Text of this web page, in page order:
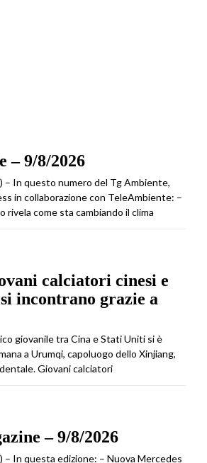
– 9/8/2026
– In questo numero del Tg Ambiente,
in collaborazione con TeleAmbiente: –
rivela come sta cambiando il clima
calciatori cinesi e
incontrano grazie a
giovanile tra Cina e Stati Uniti si è
a Urumqi, capoluogo dello Xinjiang,
Giovani calciatori
– 9/8/2026
– In questa edizione: – Nuova Mercedes